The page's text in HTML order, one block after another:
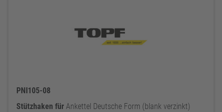
PNI105-08
Stützhaken für Ankettel Deutsche Form (blank verzinkt)